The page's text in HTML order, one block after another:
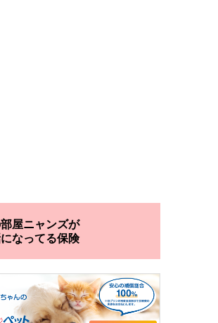
屋ニャンズが
なってる保険